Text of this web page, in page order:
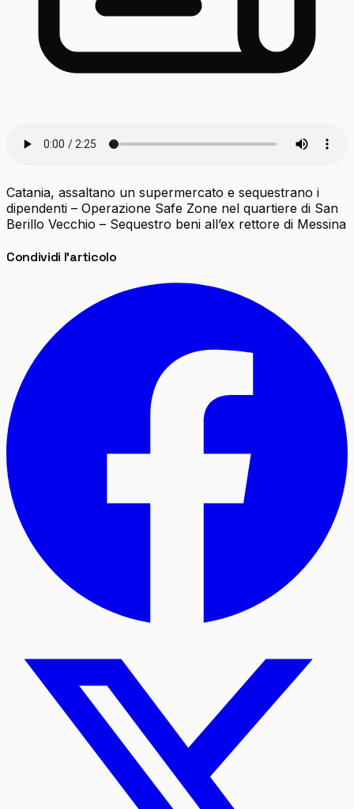
Catania, assaltano un supermercato e sequestrano i
dipendenti – Operazione Safe Zone nel quartiere di San
Berillo Vecchio – Sequestro beni all’ex rettore di Messina
Condividi l'articolo